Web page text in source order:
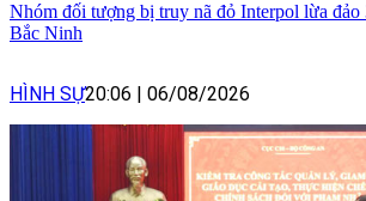
Nhóm đối tượng bị truy nã đỏ Interpol lừa đảo
Bắc Ninh
HÌNH SỰ20:06 06/08/2026